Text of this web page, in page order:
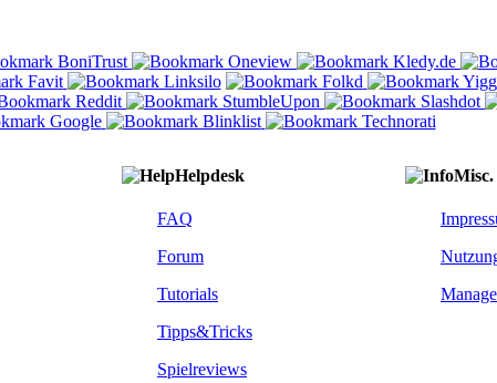
Helpdesk
FAQ
Forum
Tutorials
Tipps&Tricks
Spielreviews
Misc.